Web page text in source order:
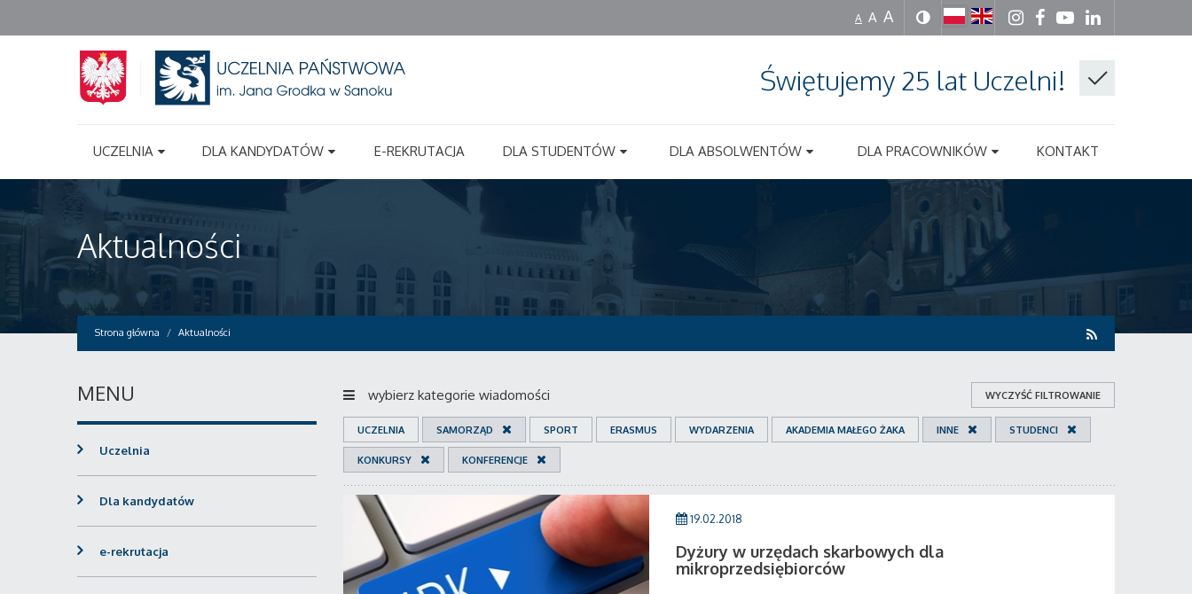
A A A
Świętujemy 25 lat Uczelni!
UCZELNIA DLA KANDYDATÓW E-REKRUTACJA DLA STUDENTÓW DLA ABSOLWENTÓW DLA PRACOWNIKÓW KONTAKT
Aktualności
Strona główna Aktualności
wybierz kategorie wiadomości WYCZYŚĆ FILTROWANIE
UCZELNIA SAMORZĄD SPORT ERASMUS WYDARZENIA AKADEMIA MAŁEGO ŻAKA INNE STUDENCI
KONKURSY KONFERENCJE
19.02.2018
Dyżury w urzędach skarbowych dla
mikroprzedsiębiorców
MENU
Uczelnia
Dla kandydatów
e-rekrutacja